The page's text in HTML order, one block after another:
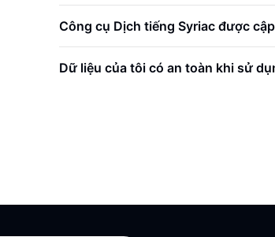
Công cụ Dịch tiếng Syriac được
Dữ liệu của tôi có an toàn khi sử